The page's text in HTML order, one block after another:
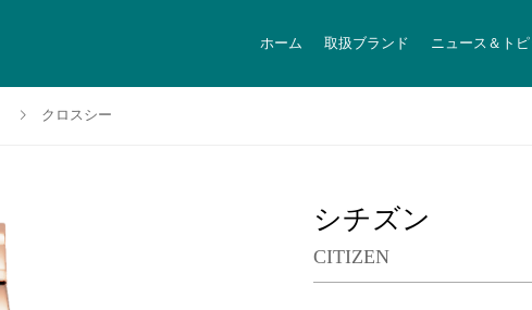
ホーム 取扱ブランド ニュース＆ト
クロスシー
シチズン
CITIZEN